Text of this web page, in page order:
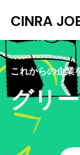
CINRA
これからの企業
グリ